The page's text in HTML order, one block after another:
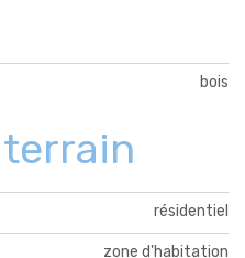
bois
résidentiel
zone d'habitation